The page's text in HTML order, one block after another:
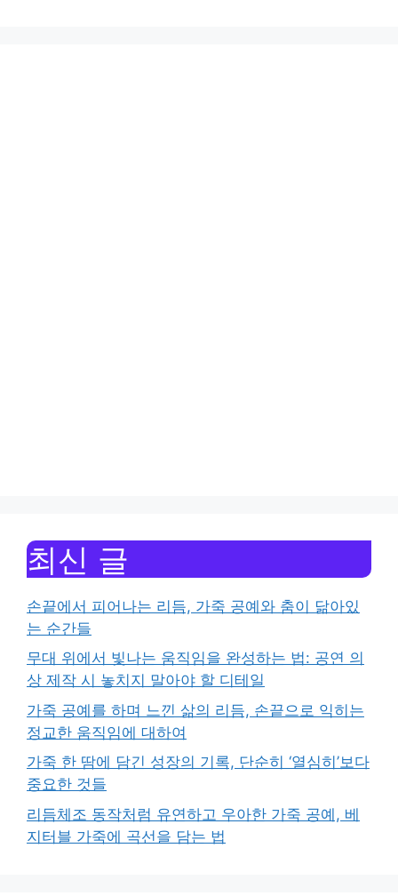
최신 글
손끝에서 피어나는 리듬, 가죽 공예와 춤이 닮아있
는 순간들
무대 위에서 빛나는 움직임을 완성하는 법: 공연 의
상 제작 시 놓치지 말아야 할 디테일
가죽 공예를 하며 느낀 삶의 리듬, 손끝으로 익히는
정교한 움직임에 대하여
가죽 한 땀에 담긴 성장의 기록, 단순히 ‘열심히’보다
중요한 것들
리듬체조 동작처럼 유연하고 우아한 가죽 공예, 베
지터블 가죽에 곡선을 담는 법